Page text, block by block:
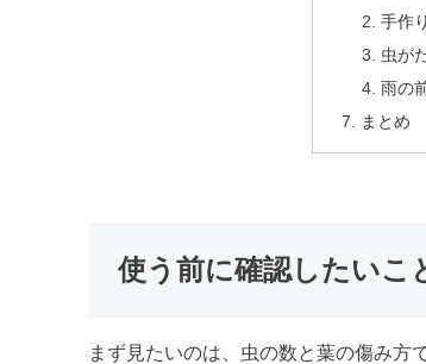
手作
虫が
雨の
まとめ
使う前に確認したいこ
まず見たいのは、虫の数と葉の傷み方